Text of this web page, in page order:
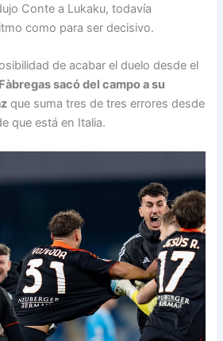
Conte a Lukaku, todavía
como para ser decisivo.
de acabar el duelo desde el
Fàbregas sacó del campo a su
que suma tres de tres errores desde
que está en Italia.